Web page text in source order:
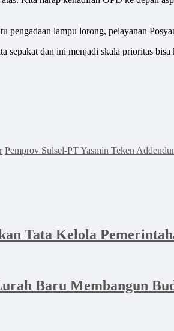
lampu lorong, pelayanan
sepakat dan ini menjadi skala prioritas
Pemprov Sulsel-PT Yasmin Teken
Tata Kelola
Baru Membangun